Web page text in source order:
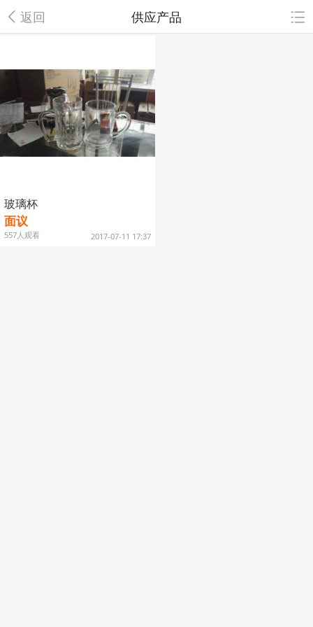
返回 供应产品
玻璃杯
面议
557人观看 2017-07-11 17:37